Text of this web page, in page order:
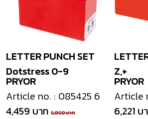
PRYOR
LETTER PUNCH SET
Dotstress 0-9
Article no. : 085425 6
4,459 บาท 6,860 บาท
PRYOR
Z,+
Article
6,221 บ